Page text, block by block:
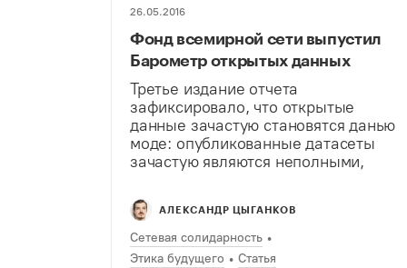
26.05.2016
Фонд всемирной сети выпустил
Барометр открытых данных
Третье издание отчета
зафиксировало, что открытые
данные зачастую становятся данью
моде: опубликованные датасеты
зачастую являются неполными,
использования и увеличивают
неравенство между странами.
АЛЕКСАНДР ЦЫГАНКОВ
Сетевая солидарность
Этика будущего
Статья